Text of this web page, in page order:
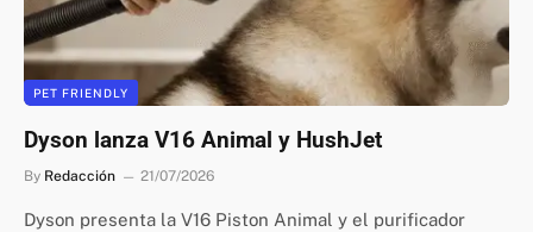
PET FRIENDLY
Dyson lanza V16 Animal y HushJet
By Redacción 21/07/2026
Dyson presenta la V16 Piston Animal y el purificador